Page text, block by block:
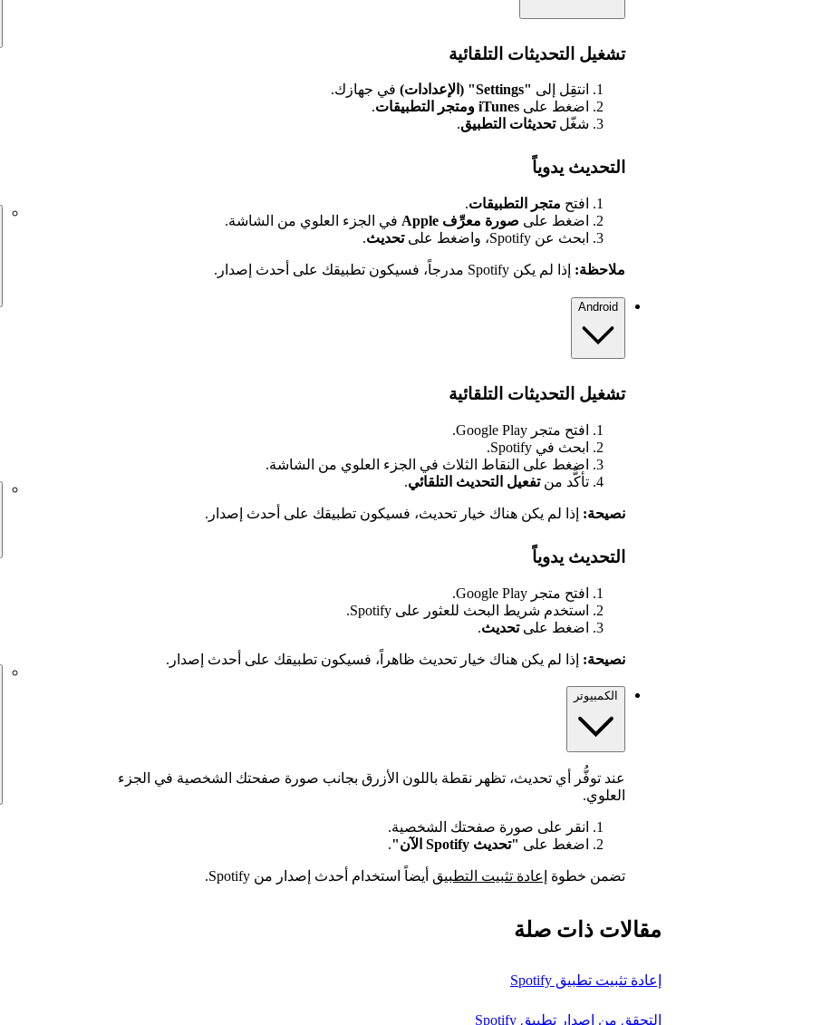
تشغيل التحديثات التلقائية
انتقِل إلى "Settings" (الإعدادات)
في جهازك.
اضغط على iTunes ومتجر التطبيقات
.
شغّلتحديثات التطبيق.
التحديث يدوياً
افتح متجر التطبيقات.
اضغط على صورة معرِّف Apple
في الجزء العلوي من الشاشة.
ابحث عن Spotify، واضغط على
تحديث.
ملاحظة: إذا لم يكن Spotify مدرجاً، فسيكون تطبيقك على أحدث إصدار.
Android
تشغيل التحديثات التلقائية
افتح متجر Google Play.
ابحث في Spotify.
اضغط على النقاط الثلاث في الجزء العلوي من الشاشة.
تأكَّد منتفعيل التحديث التلقائي.
نصيحة: إذا لم يكن هناك خيار تحديث، فسيكون تطبيقك على أحدث إصدار.
التحديث يدوياً
افتح متجر Google Play.
استخدم شريط البحث للعثور على Spotify.
اضغط علىتحديث.
نصيحة: إذا لم يكن هناك خيار تحديث ظاهراً، فسيكون تطبيقك على أحدث إصدار.
الكمبيوتر
عند توفُّر أي تحديث، تظهر نقطة باللون الأزرق بجانب صورة صفحتك الشخصية في الجزء
العلوي.
انقر على صورة صفحتك الشخصية.
اضغط على "تحديث Spotify الآن" .
تضمن خطوة إعادة تثبيت التطبيق أيضاً استخدام أحدث إصدار من Spotify.
مقالات ذات صلة
إعادة تثبيت تطبيق Spotify
التحقق من إصدار تطبيق Spotify